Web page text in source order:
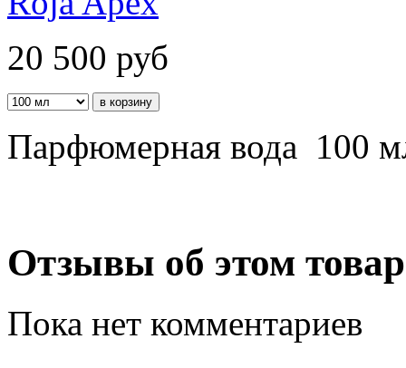
20 500 руб
Парфюмерная вода 100
Отзывы об этом
Пока нет комментариев